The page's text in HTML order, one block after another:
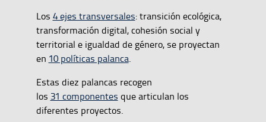
Los 4 ejes transversales: transición ecológica,
transformación digital, cohesión social y
territorial e igualdad de género, se proyectan
en 10 políticas palanca.
Estas diez palancas recogen
los 31 componentes que articulan los
diferentes proyectos.